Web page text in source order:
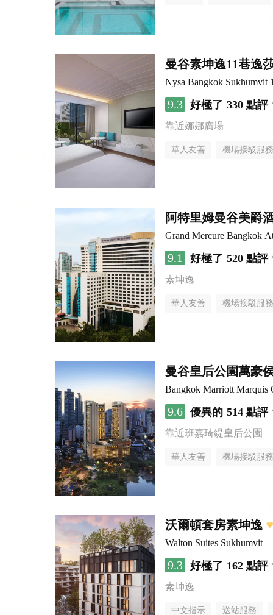
曼谷素坤逸11巷逸
Nysa Bangkok Sukhumvit
9.3 好極了 330 點評
靠近娜娜廣場
華人友善 機場接駁服務
阿特里姆曼谷美爵
Grand Mercure Bangkok
9.1 好極了 520 點評
素坤逸
華人友善 機場接駁服務
曼谷皇后公園萬豪
Bangkok Marriott Marquis
9.6 優異的 514 點評
靠近班嘉琦緹皇后公園
華人友善 機場接駁服務
沃爾頓套房素坤逸
Walton Suites Sukhumvit
9.3 好極了 162 點評
素坤逸
中文指示 送站服務